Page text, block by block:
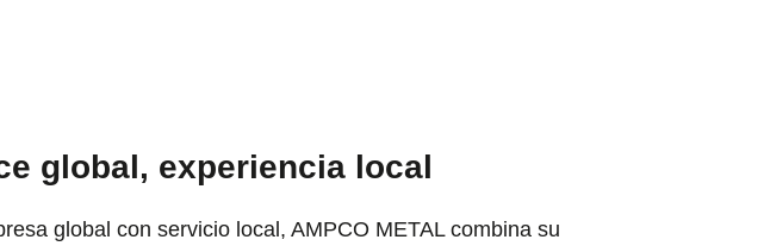
global, experiencia local
global con servicio local, AMPCO METAL combina su